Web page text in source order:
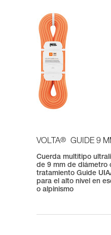
VOLTA® GUIDE 9
Cuerda multitipo
de 9 mm de diámetro
tratamiento Guide
para el alto nivel en
o alpinismo